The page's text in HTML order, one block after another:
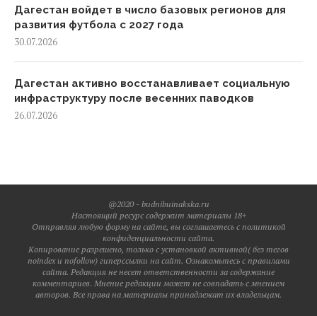
Дагестан войдет в число базовых регионов для
развития футбола с 2027 года
30.07.2026
Дагестан активно восстанавливает социальную
инфраструктуру после весенних паводков
26.07.2026
@2020 - budnibuinakska.ru
Настоящий ресурс содержит материалы 18+
Отправляя любую форму на сайте, вы соглашаетесь с политикой
конфиденциальности сайта.
Копирование разрешено, только с установкой активной( без тегов
noindex и nofollow) гиперссылки на сайт. Ознакомьтесь с правилами
сайта. Редакция не несет ответственности за содержание
комментариев. Мнение редакции может не совпадать с мнением
авторов. Все права на материалы принадлежат их владельцам.